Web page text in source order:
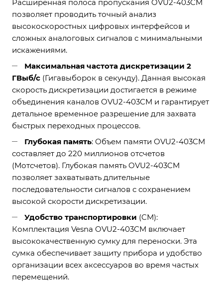
Расширенная полоса пропускания OVU2-403CM
позволяет проводить точный анализ
высокоскоростных цифровых интерфейсов и
сложных аналоговых сигналов с минимальными
искажениями.
Максимальная частота дискретизации 2
ГВыб/с (Гигавыборок в секунду). Данная высокая
скорость дискретизации достигается в режиме
объединения каналов OVU2-403CM и гарантирует
детальное временное разрешение для захвата
быстрых переходных процессов.
Глубокая память: Объем памяти OVU2-403CM
составляет до 220 миллионов отсчетов
(Мотсчетов). Глубокая память OVU2-403CM
позволяет захватывать длительные
последовательности сигналов с сохранением
высокой скорости дискретизации.
Удобство транспортировки (CM):
Комплектация Vesna OVU2-403CM включает
высококачественную сумку для переноски. Эта
сумка обеспечивает защиту прибора и удобство
организации всех аксессуаров во время частых
перемещений.